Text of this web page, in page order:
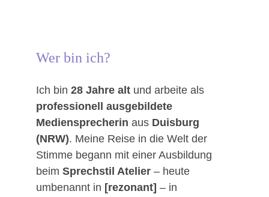
Ich bin 28 Jahre alt und arbeite als
professionell ausgebildete
Mediensprecherin aus Duisburg
(NRW). Meine Reise in die Welt der
Stimme begann mit einer Ausbildung
beim Sprechstil Atelier – heute
umbenannt in [rezonant] – in
Wer bin ich?